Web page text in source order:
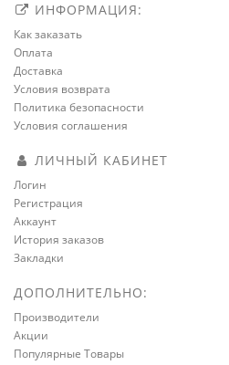
ИНФОРМАЦИЯ:
Как заказать
Оплата
Доставка
Условия возврата
Политика безопасности
Условия соглашения
ЛИЧНЫЙ КАБИНЕТ
Логин
Регистрация
Аккаунт
История заказов
Закладки
ДОПОЛНИТЕЛЬНО:
Производители
Акции
Популярные Товары